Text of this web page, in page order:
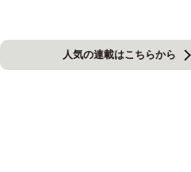
人気の連載はこちらから